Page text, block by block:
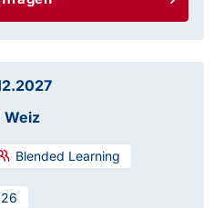
Weiz
Blended Learning